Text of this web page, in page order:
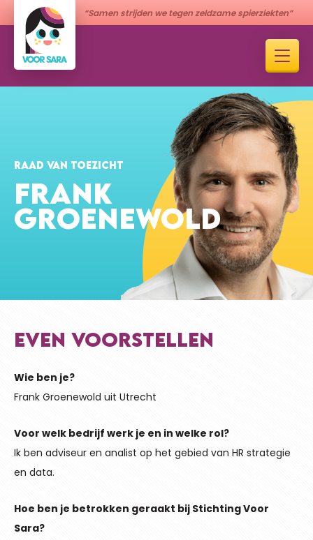
“Samen strijden we tegen zeldzame spierziekten”
RAAD VAN TOEZICHT
FRANK
GROENEWOLD
EVEN VOORSTELLEN
Wie ben je?
Frank Groenewold uit Utrecht
Voor welk bedrijf werk je en in welke rol?
Ik ben adviseur en analist op het gebied van HR strategie
en data.
Hoe ben je betrokken geraakt bij Stichting Voor
Sara?